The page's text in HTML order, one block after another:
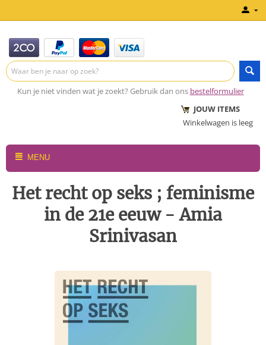
Kun je niet vinden wat je zoekt? Gebruik dan ons bestelformulier
JOUW ITEMS
Winkelwagen is leeg
MENU
Het recht op seks ; feminisme
in de 21e eeuw - Amia
Srinivasan